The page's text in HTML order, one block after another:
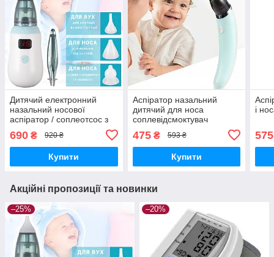
Дитячий електронний
назальний носової
аспіратор / соплеотсос з
акумуляторний BABY
HEALER
690 ₴ 920 ₴
Купити
Аспіратор назальний
дитячий для носа
соплевідсмоктувач
FOR CHILDREN (HD-8032)
475₴ 593 ₴
Купити
і
575
Акційні пропозиції та новинки
–25% –20%